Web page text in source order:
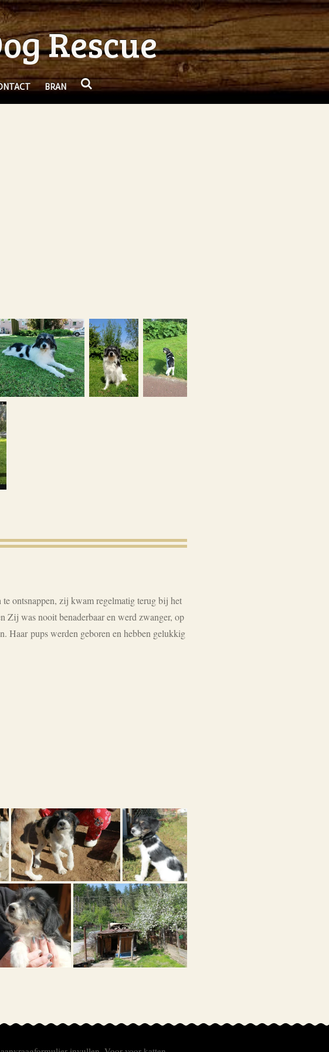
Rescue
BRAN
ontsnappen, zij kwam regelmatig terug bij het
Zij was nooit benaderbaar en werd zwanger, op
Haarpups werden geboren en hebben gelukkig